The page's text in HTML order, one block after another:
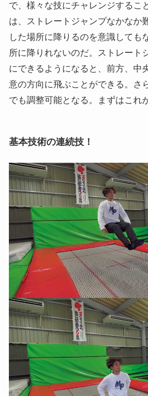
で、様々な技にチャレンジするこ
は、ストレートジャンプなかなか
した場所に降りるのを意識しても
所に降りれないのだ。ストレート
にできるようになると、前方、中
意の方向に飛ぶことができる。さ
でも調整可能となる。まずはこれ
基本技術の連続技！